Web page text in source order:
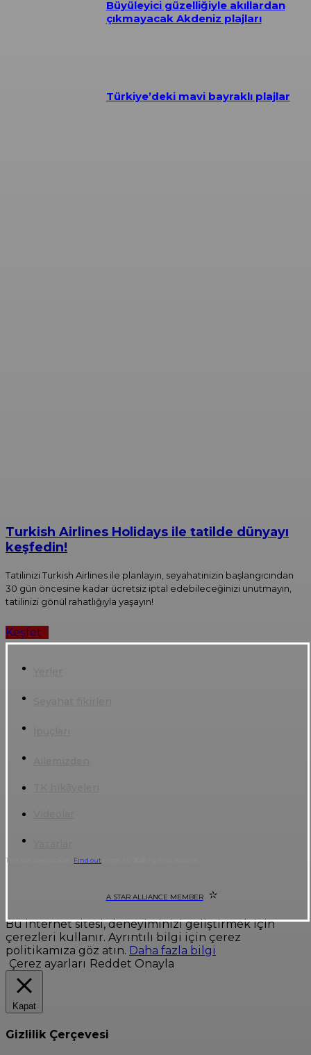
Büyüleyici güzelliğiyle akıllardan
çıkmayacak Akdeniz plajları
Türkiye’deki mavi bayraklı plajlar
Turkish Airlines Holidays ile tatilde dünyayı
keşfedin!
Tatilinizi Turkish Airlines ile planlayın, seyahatinizin başlangıcından
30 gün öncesine kadar ücretsiz iptal edebileceğinizi unutmayın,
tatilinizi gönül rahatlığıyla yaşayın!
Keşfet
This site uses cookies. Find out
A STAR ALLIANCE MEMBER
Bu internet sitesi, deneyiminizi geliştirmek için
çerezleri kullanır. Ayrıntılı bilgi için çerez
politikamıza göz atın. Daha fazla bilgi
Çerez ayarları Reddet Onayla
Kapat
Gizlilik Çerçevesi